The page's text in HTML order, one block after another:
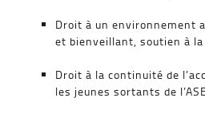
Droit à un environnement
et bienveillant, soutien à
Droit à la continuité de
les jeunes sortants de l’ASE